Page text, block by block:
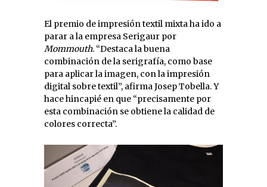
El premio de impresión textil mixta ha ido a
parar a la empresa Serigaur por
Mommouth. “Destaca la buena
combinación de la serigrafía, como base
para aplicar la imagen, con la impresión
digital sobre textil”, afirma Josep Tobella. Y
hace hincapié en que “precisamente por
esta combinación se obtiene la calidad de
colores correcta”.